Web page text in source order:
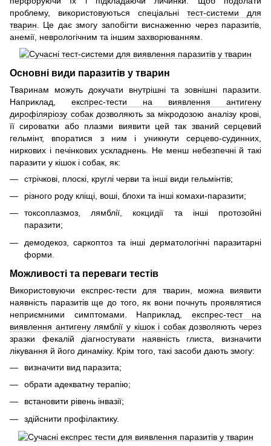
проблему, використовуються спеціальні тест-системи для
тварин . Це дає змогу запобігти виснаженню через паразитів,
анемії, неврологічним та іншим захворюванням.
Основні види паразитів у тварин
Тваринам можуть докучати внутрішні та зовнішні паразити.
Наприклад, експрес-тести на виявлення антигену
дирофіляріозу собакдозволяють за мікродозою аналізу крові,
її сироватки або плазми виявити цей так званий серцевий
гельмінт, впоратися з ним і уникнути серцево-судинних,
ниркових і печінкових ускладнень. Не менш небезпечні й такі
паразити у кішок і собак, як:
стрічкові, плоскі, круглі черви та інші види гельмінтів;
різного роду кліщі, воші, блохи та інші комахи-паразити;
токсоплазмоз, лямблії, кокцидії та інші протозойні
паразити;
демодекоз, саркоптоз та інші дерматологічні паразитарні
форми.
Можливості та переваги тестів
Використовуючи експрес-тести для тварин, можна виявити
наявність паразитів ще до того, як вони почнуть проявлятися
неприємними симптомами. Наприклад, експрес-тест на
виявлення антигену лямблії у кішок і собакдозволяють через
зразки фекалій діагностувати наявність глиста, визначити
лікування й його динаміку. Крім того, такі засоби дають змогу:
визначити вид паразита;
обрати адекватну терапію;
встановити рівень інвазії;
здійснити профілактику.